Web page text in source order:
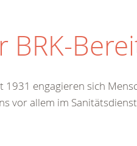
engagieren sich
vor allem im